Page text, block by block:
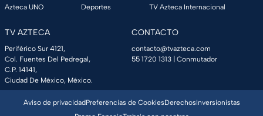
Azteca UNO
Deportes
TV Azteca Internacional
TV AZTECA
Periférico Sur 4121,
Col. Fuentes Del Pedregal,
C.P. 14141,
Ciudad De México, México.
CONTACTO
contacto@tvazteca.com
55 1720 1313 | Conmutador
Aviso de privacidadPreferencias de CookiesDerechosInversionistas